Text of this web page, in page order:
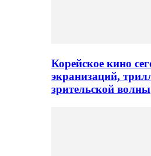
Корейское кино
экранизаций,
зрительской волны